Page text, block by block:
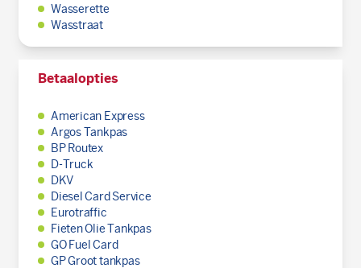
Wasserette
Wasstraat
Betaalopties
American Express
Argos Tankpas
BP Routex
D-Truck
DKV
Diesel Card Service
Eurotraffic
Fieten Olie Tankpas
GO Fuel Card
GP Groot tankpas